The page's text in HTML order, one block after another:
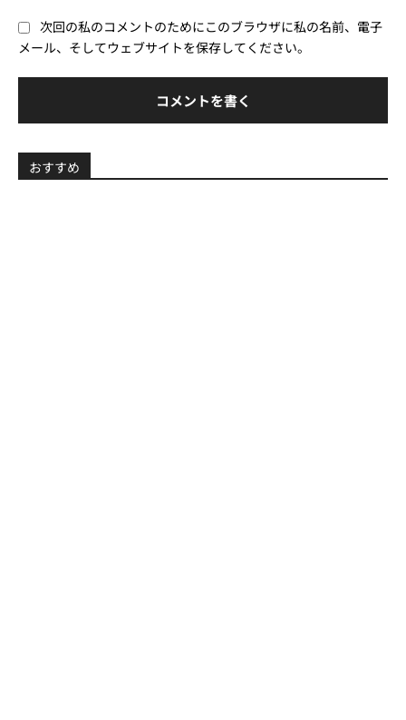
次回の私のコメントのためにこのブラウザに私の名前、電子
メール、そしてウェブサイトを保存してください。
おすすめ